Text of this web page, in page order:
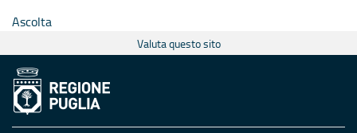
Ascolta
Valuta questo sito